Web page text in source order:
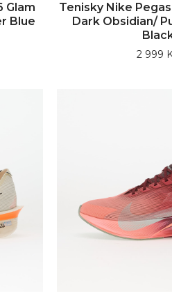
Glam
Blue
Tenisky Nike
Dark Obsidian/
2 999